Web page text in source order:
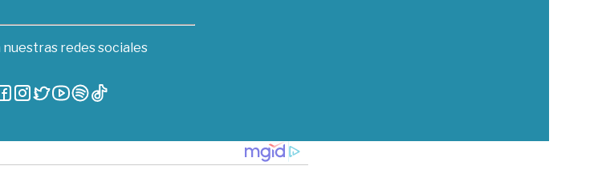
redes sociales